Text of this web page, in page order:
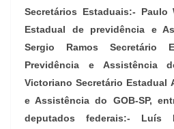
Secretários Estaduais:- Paulo
Estadual de previdência e
Sergio Ramos Secretário
Previdência e Assistência
Victoriano Secretário Estadual
e Assistência do GOB-SP,
deputados federais:- Luís